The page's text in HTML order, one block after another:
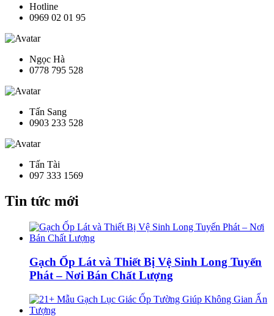
Hotline
0969 02 01 95
Ngọc Hà
0778 795 528
Tấn Sang
0903 233 528
Tấn Tài
097 333 1569
Tin tức mới
Gạch Ốp Lát và Thiết Bị Vệ Sinh Long Tuyến
Phát – Nơi Bán Chất Lượng